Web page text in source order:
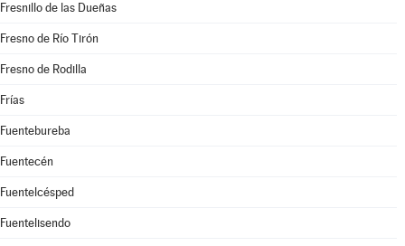
Fresnillo de las Dueñas
Fresno de Río Tirón
Fresno de Rodilla
Frías
Fuentebureba
Fuentecén
Fuentelcésped
Fuentelisendo